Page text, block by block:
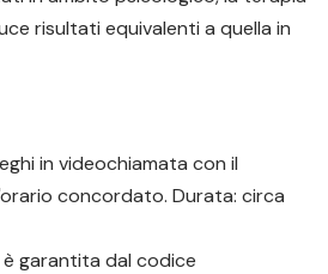
risultati equivalenti a quella in
in videochiamata con il
concordato. Durata: circa
è garantita dal codice